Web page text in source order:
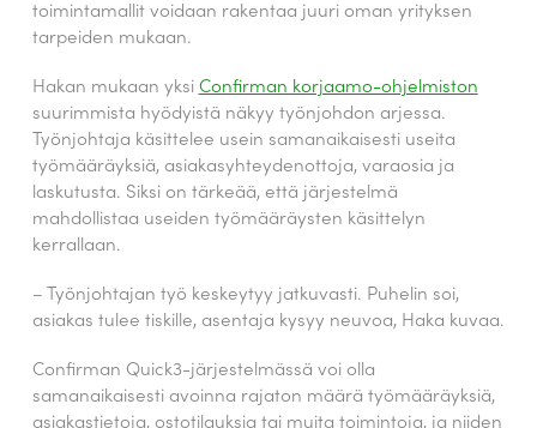
toimintamallit voidaan rakentaa juuri oman yrityksen
tarpeiden mukaan.
Hakan mukaan yksiConfirman korjaamo-ohjelmiston
suurimmista hyödyistä näkyy työnjohdon arjessa.
Työnjohtaja käsittelee usein samanaikaisesti useita
työmääräyksiä, asiakasyhteydenottoja, varaosia ja
laskutusta. Siksi on tärkeää, että järjestelmä
mahdollistaa useiden työmääräysten käsittelyn
kerrallaan.
– Työnjohtajan työ keskeytyy jatkuvasti. Puhelin soi,
asiakas tulee tiskille, asentaja kysyy neuvoa, Haka kuvaa.
Confirman Quick3-järjestelmässä voi olla
samanaikaisesti avoinna rajaton määrä työmääräyksiä,
asiakastietoja, ostotilauksia tai muita toimintoja, ja niiden